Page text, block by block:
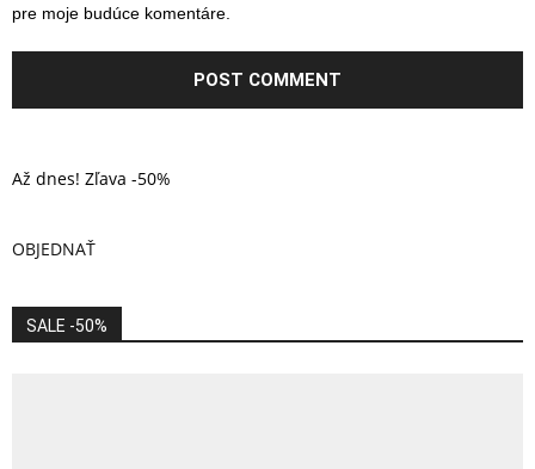
pre moje budúce komentáre.
Až dnes! Zľava -50%
OBJEDNAŤ
SALE -50%